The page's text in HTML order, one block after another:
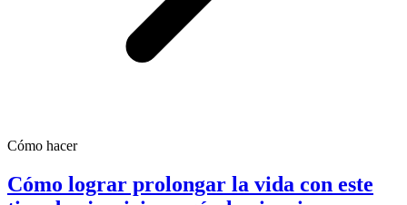
Cómo hacer
Cómo lograr prolongar la vida con este